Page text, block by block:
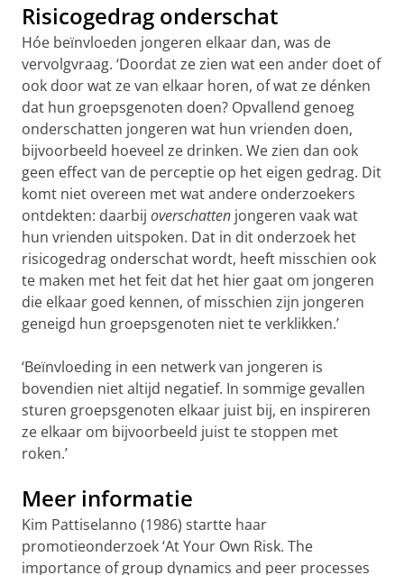
Risicogedrag onderschat
Hóe beïnvloeden jongeren elkaar dan, was de
vervolgvraag. ‘Doordat ze zien wat een ander doet of
ook door wat ze van elkaar horen, of wat ze dénken
dat hun groepsgenoten doen? Opvallend genoeg
onderschatten jongeren wat hun vrienden doen,
bijvoorbeeld hoeveel ze drinken. We zien dan ook
geen effect van de perceptie op het eigen gedrag. Dit
komt niet overeen met wat andere onderzoekers
ontdekten: daarbij overschatten jongeren vaak wat
hun vrienden uitspoken. Dat in dit onderzoek het
risicogedrag onderschat wordt, heeft misschien ook
te maken met het feit dat het hier gaat om jongeren
die elkaar goed kennen, of misschien zijn jongeren
geneigd hun groepsgenoten niet te verklikken.’
‘Beïnvloeding in een netwerk van jongeren is
bovendien niet altijd negatief. In sommige gevallen
sturen groepsgenoten elkaar juist bij, en inspireren
ze elkaar om bijvoorbeeld juist te stoppen met
roken.’
Meer informatie
Kim Pattiselanno (1986) startte haar
promotieonderzoek ‘At Your Own Risk. The
importance of group dynamics and peer processes